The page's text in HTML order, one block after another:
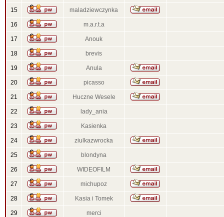
15 maladziewczynka
16 m.a.r.t.a
17 Anouk
18 brevis
19 Anula
20 picasso
21 Huczne Wesele
22 lady_ania
23 Kasienka
24 ziulkazwrocka
25 blondyna
26 WIDEOFILM
27 michupoz
28 Kasia i Tomek
29 merci